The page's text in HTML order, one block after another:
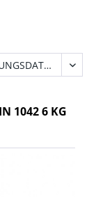
1042 6 KG